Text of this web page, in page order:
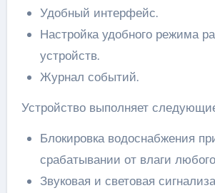
Удобный интерфейс.
Настройка удобного режима
устройств.
Журнал событий.
Устройство выполняет
Блокировка водоснабжения
срабатывании от влаги
Звуковая и световая